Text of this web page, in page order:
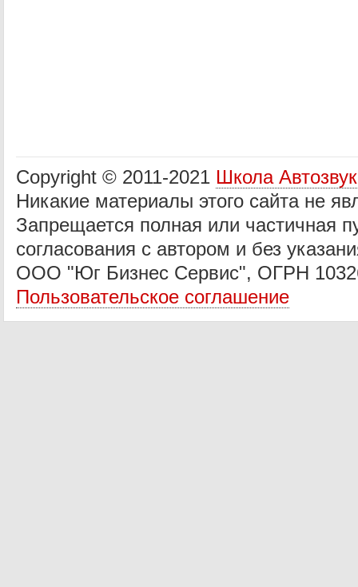
Copyright © 2011-2021 Школа
Никакие материалы этого сайта не
Запрещается полная или частичная
согласования с автором и без
ООО "Юг Бизнес Сервис", ОГРН
Пользовательское соглашение